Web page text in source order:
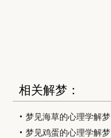
相关解梦：
梦见海草的心理学解梦
梦见鸡蛋的心理学解梦